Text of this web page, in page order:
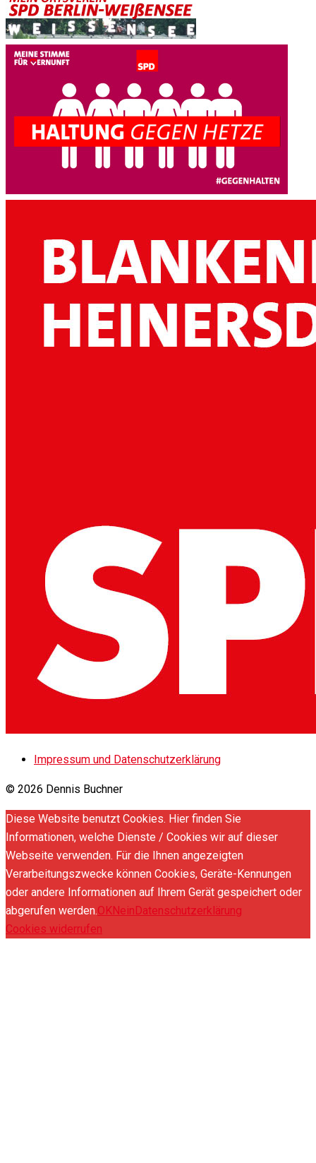
Impressum und Datenschutzerklärung
© 2026 Dennis Buchner
Diese Website benutzt Cookies. Hier finden Sie
Informationen, welche Dienste / Cookies wir auf dieser
Webseite verwenden. Für die Ihnen angezeigten
Verarbeitungszwecke können Cookies, Geräte-Kennungen
oder andere Informationen auf Ihrem Gerät gespeichert oder
abgerufen werden.OKNeinDatenschutzerklärung
Cookies widerrufen